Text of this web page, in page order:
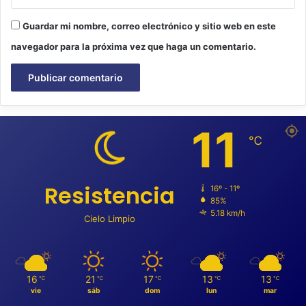
Guardar mi nombre, correo electrónico y sitio web en este
navegador para la próxima vez que haga un comentario.
Resistencia
Cielo Limpio
11 ℃
16º - 11º
85%
5.18 km/h
16 ℃
vie
21 ℃
sáb
17 ℃
dom
13 ℃
lun
13 ℃
mar